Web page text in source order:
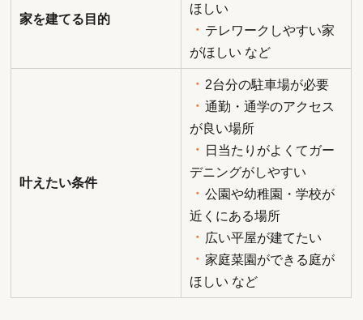
家を建てる目的
ほしい
・ テレワークしやすい家
がほしい など
叶えたい条件
・ 2台分の駐車場が必要
・通勤・通学のアクセス
が良い場所
・ 日当たりがよくてガー
デニングがしやすい
・公園や幼稚園・学校が
近くにある場所
・ 広い平屋が建てたい
・家庭菜園ができる庭が
ほしい など